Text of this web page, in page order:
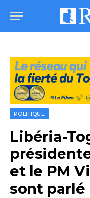
POLITIQUE
Libéria-
et le PM
sont parlé